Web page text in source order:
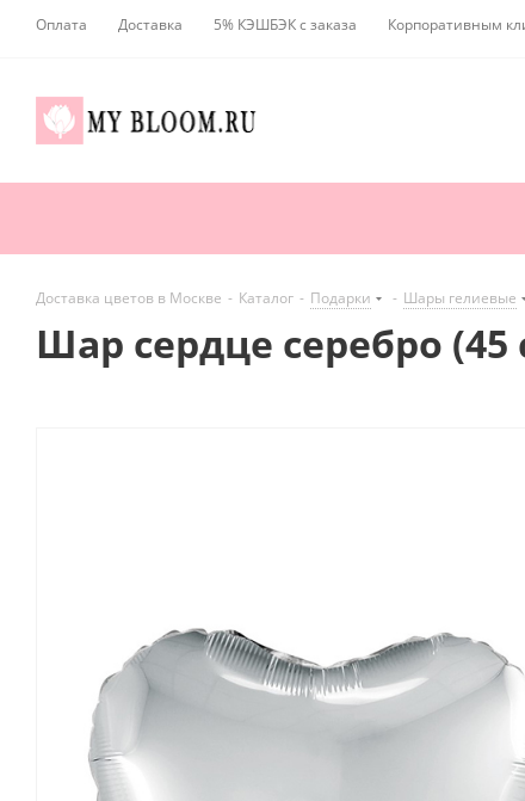
Оплата Доставка 5% КЭШБЭК с заказа Корпоративным
Доставка цветов в Москве - Каталог - Подарки - Шары гелиевые
Шар сердце серебро (45